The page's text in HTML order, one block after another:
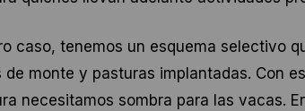
caso, tenemos un esquema selectivo
de monte y pasturas implantadas. Con
necesitamos sombra para las vacas.